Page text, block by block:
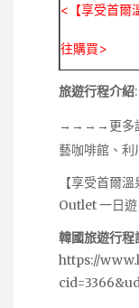
<【享受首爾
往購買>
旅遊行程介紹:
→→→→更多詳
藝咖啡館、
【享受首爾
Outlet 一日遊
韓國旅遊行程
https://